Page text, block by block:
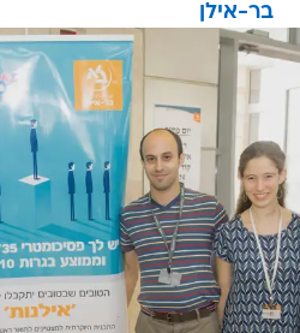
בר-אילן